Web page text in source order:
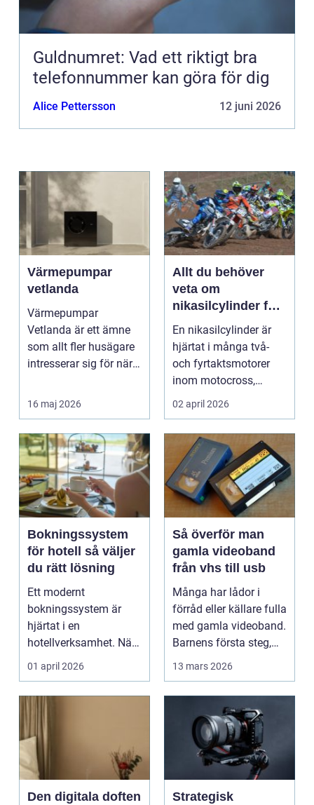
Guldnumret: Vad ett riktigt bra
telefonnummer kan göra för dig
Alice Pettersson 12 juni 2026
Värmepumpar
vetlanda
Värmepumpar
Vetlanda är ett ämne
som allt fler husägare
intresserar sig för när
16 maj 2026
Allt du behöver
veta om
nikasilcylinder för
motorcykel och
snöskoter
En nikasilcylinder är
hjärtat i många två-
och fyrtaktsmotorer
inom motocross,
enduro och
snöskoter....
02 april 2026
Bokningssystem
för hotell så väljer
du rätt lösning
Ett modernt
bokningssystem är
hjärtat i en
hotellverksamhet. När
bokningar,
incheckning,
betalningar...
01 april 2026
Så överför man
gamla videoband
från vhs till usb
Många har lådor i
förråd eller källare fulla
med gamla videoband.
Barnens första steg,
släktkalas, s...
13 mars 2026
Den digitala doften
Strategisk